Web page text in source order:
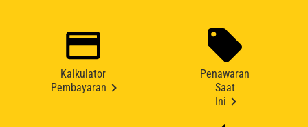
Kalkulator
Pembayaran
Penawaran
Saat
Ini